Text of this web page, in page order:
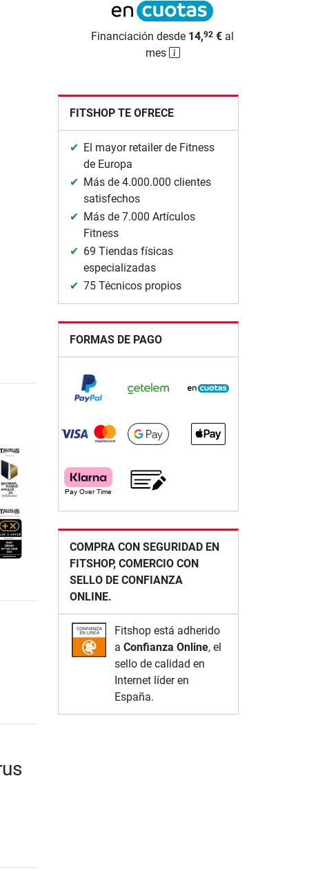
Financiación desde 14,92 € al
mes
FITSHOP TE OFRECE
El mayor retailer de Fitness
de Europa
Más de 4.000.000 clientes
satisfechos
Más de 7.000 Artículos
Fitness
69 Tiendas físicas
especializadas
75 Técnicos propios
FORMAS DE PAGO
COMPRA CON SEGURIDAD EN
FITSHOP, COMERCIO CON
SELLO DE CONFIANZA
ONLINE.
Fitshop está adherido
a Confianza Online, el
sello de calidad en
Internet líder en
España.